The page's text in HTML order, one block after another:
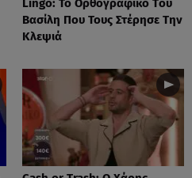
Lingo: Το Oρθογραφικό Tου
Βασίλη Που Τους Στέρησε Την
Κλεψιά